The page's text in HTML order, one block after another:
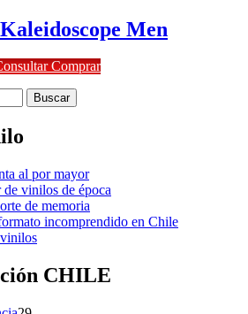
Men
Comprar
al por mayor
vinilos de época
de memoria
incomprendido en Chile
CHILE